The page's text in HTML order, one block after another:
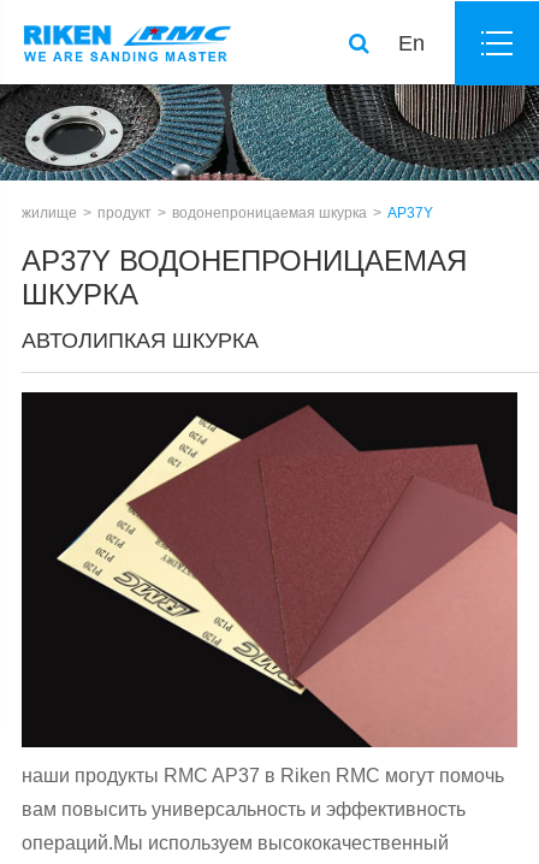
En
жилище продукт водонепроницаемая шкурка AP37Y
AP37Y ВОДОНЕПРОНИЦАЕМАЯ
ШКУРКА
АВТОЛИПКАЯ ШКУРКА
наши продукты RMC AP37 в Riken RMC могут помочь
вам повысить универсальность и эффективность
операций.Мы используем высококачественный